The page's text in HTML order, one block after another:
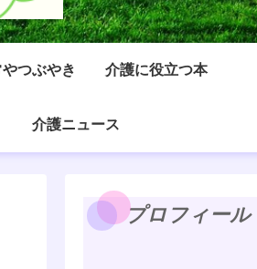
つぶやき 介護に役立つ本
介護ニュース
プロフィール